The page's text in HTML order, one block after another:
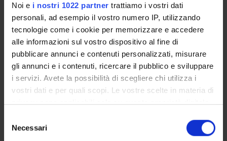
Noi e i nostri 1022 partner trattiamo i vostri dati
personali, ad esempio il vostro numero IP, utilizzando
tecnologie come i cookie per memorizzare e accedere
alle informazioni sul vostro dispositivo al fine di
pubblicare annunci e contenuti personalizzati, misurare
gli annunci e i contenuti, ricercare il pubblico e sviluppare
i servizi. Avete la possibilità di scegliere chi utilizza i
vostri dati e per quali scopi. Le vostre scelte in materia di
privacy sono applicabili solo su questa proprietà digitale
modificare o revocare il proprio consenso in qualsiasi
momento dalla Dichiarazione sui cookie o facendo clic
delNecessari
BIBLIOTECHE
CENTRI
LABORATORI
APsyM Lab
FamilyLivesLab
Laboratorio TiLT - Territori in Libera Transizione
NPSY-Lab.VR, Laboratory of Neuropsychology